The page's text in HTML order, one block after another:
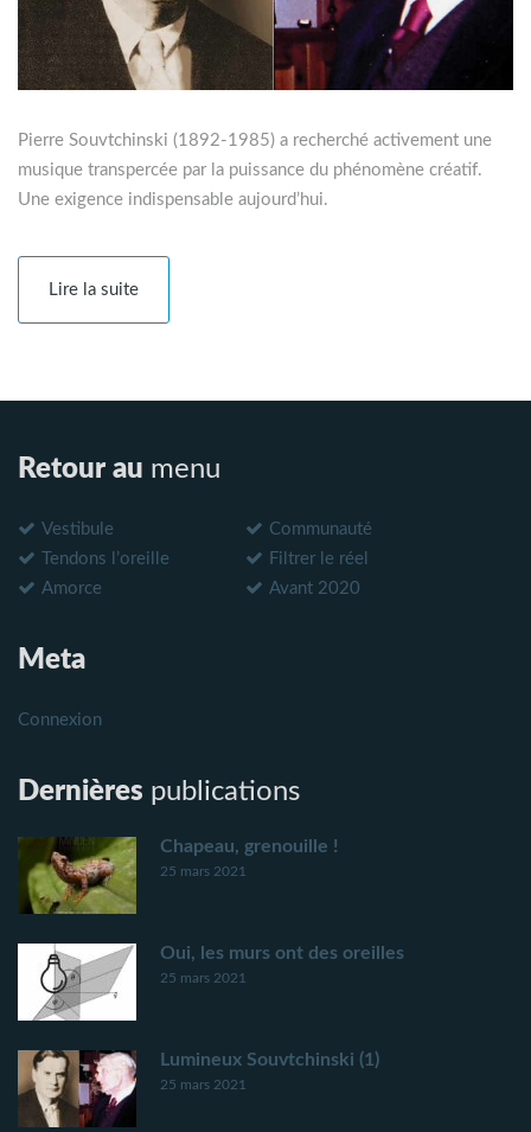
Pierre Souvtchinski (1892-1985) a recherché activement une
musique transpercée par la puissance du phénomène créatif.
Une exigence indispensable aujourd’hui.
Lire la suite
Retour au menu
Vestibule
Communauté
Tendons l’oreille
Filtrer le réel
Amorce
Avant 2020
Meta
Connexion
Dernières publications
Chapeau, grenouille !
25 mars 2021
Oui, les murs ont des oreilles
25 mars 2021
Lumineux Souvtchinski (1)
25 mars 2021